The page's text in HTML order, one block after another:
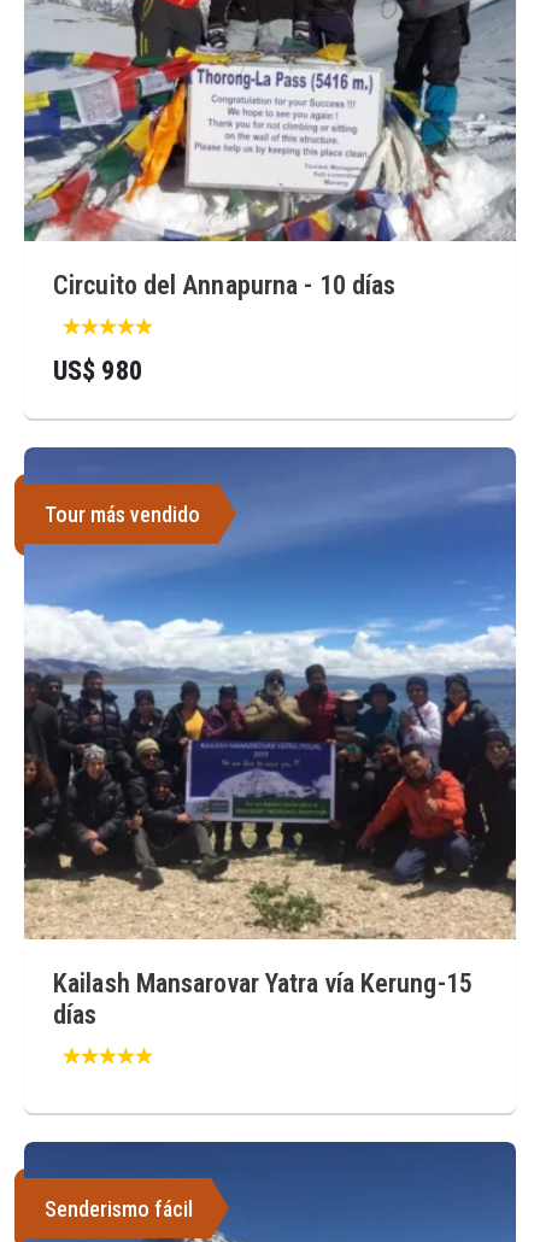
Circuito del Annapurna - 10 días
US$ 980
Kailash Mansarovar Yatra vía Kerung-15
días
Tour más vendido
Senderismo fácil